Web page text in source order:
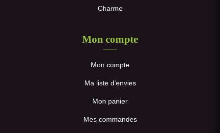
Charme
Mon compte
Mon compte
Ma liste d’envies
Mon panier
Mes commandes